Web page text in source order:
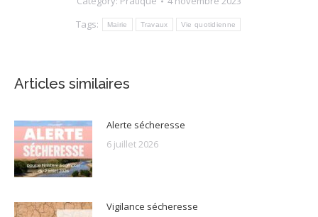
Tags:
Mairie Travaux Vie quotidienne
Articles similaires
Alerte sécheresse
6 juillet 2026
Vigilance sécheresse